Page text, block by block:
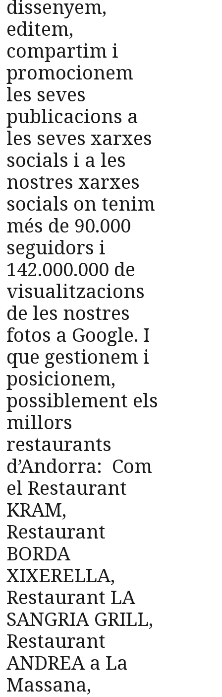
dissenyem,
editem,
compartim i
promocionem
les seves
publicacions a
les seves xarxes
socials i a les
nostres xarxes
socials on tenim
més de 90.000
seguidors i
142.000.000 de
visualitzacions
de les nostres
fotos a Google. I
que gestionem i
posicionem,
possiblement els
millors
restaurants
d’Andorra: Com
el Restaurant
KRAM,
Restaurant
BORDA
XIXERELLA,
Restaurant LA
SANGRIA GRILL,
Restaurant
ANDREA a La
Massana,